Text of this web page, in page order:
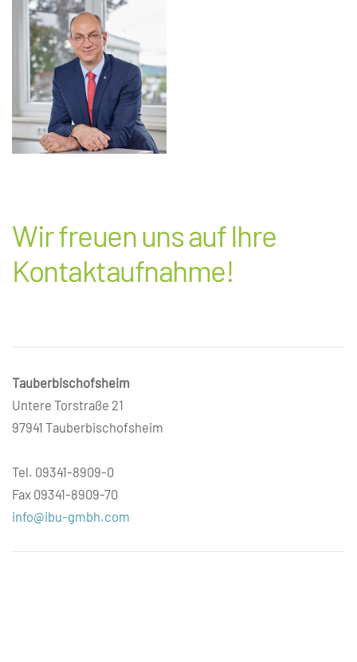
Wir freuen uns auf Ihre
Kontaktaufnahme!
Tauberbischofsheim
Untere Torstraße 21
97941 Tauberbischofsheim
Tel. 09341-8909-0
Fax 09341-8909-70
info@ibu-gmbh.com